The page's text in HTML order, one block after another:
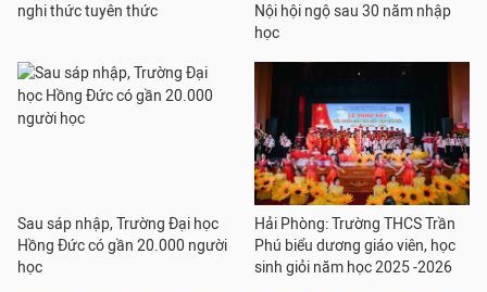
nghi thức tuyên thức
Nội hội ngộ sau 30 năm nhập
học
Sau sáp nhập, Trường Đại học
Hồng Đức có gần 20.000 người
học
Hải Phòng: Trường THCS Trần
Phú biểu dương giáo viên, học
sinh giỏi năm học 2025 -2026